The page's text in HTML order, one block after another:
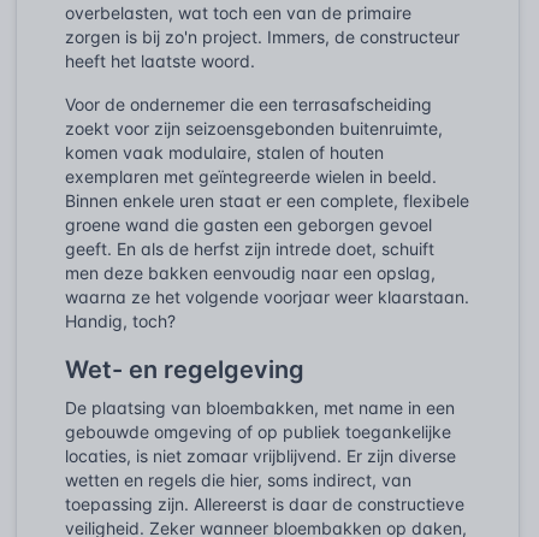
overbelasten, wat toch een van de primaire
zorgen is bij zo'n project. Immers, de constructeur
heeft het laatste woord.
Voor de ondernemer die een terrasafscheiding
zoekt voor zijn seizoensgebonden buitenruimte,
komen vaak modulaire, stalen of houten
exemplaren met geïntegreerde wielen in beeld.
Binnen enkele uren staat er een complete, flexibele
groene wand die gasten een geborgen gevoel
geeft. En als de herfst zijn intrede doet, schuift
men deze bakken eenvoudig naar een opslag,
waarna ze het volgende voorjaar weer klaarstaan.
Handig, toch?
Wet- en regelgeving
De plaatsing van bloembakken, met name in een
gebouwde omgeving of op publiek toegankelijke
locaties, is niet zomaar vrijblijvend. Er zijn diverse
wetten en regels die hier, soms indirect, van
toepassing zijn. Allereerst is daar de constructieve
veiligheid. Zeker wanneer bloembakken op daken,